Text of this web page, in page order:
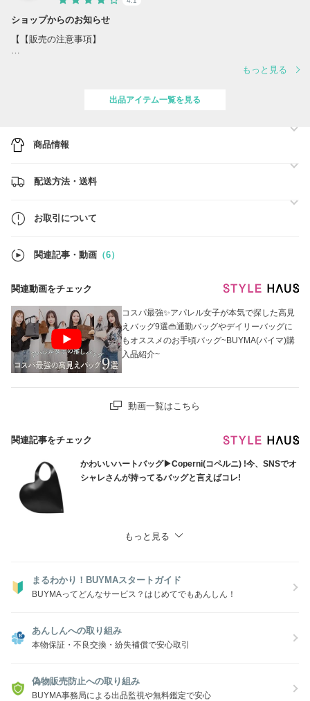
ショップからのお知らせ
【【販売の注意事項】
■ 海外発送のため、通関時に関税や消費税などが発生します。ご購入者
様のご負担となりますので、あらかじめご了承くださいませ。
■ 在庫は常に変動しており、やむを得ず在庫切れとなる場合がございま
す。
その際は、BUYMAを通じて全額返金させていただきますのでご安心く
■ ご注文の前に、必ず【お取引について】のページをご確認ください。
■ ご注文確定後のお客様都合によるキャンセル・変更はお受けできませ
ん。あらかじめご了承ください。
もっと見る
出品アイテム一覧を見る
商品情報
配送方法・送料
お取引について
関連記事・動画 （6）
関連動画をチェック
コスパ最強✨アパレル女子が本気で探した高見
えバッグ9選👜通勤バッグやデイリーバッグに
もオススメのお手頃バッグ~BUYMA(バイマ)購
入品紹介~
動画一覧はこちら
関連記事をチェック
かわいいハートバッグ▶Coperni(コペルニ) !今、SNSでオ
シャレさんが持ってるバッグと言えばコレ!
もっと見る
まるわかり！BUYMAスタートガイド
BUYMAってどんなサービス？はじめてでもあんしん！
あんしんへの取り組み
本物保証・不良交換・紛失補償で安心取引
偽物販売防止への取り組み
BUYMA事務局による出品監視や無料鑑定で安心